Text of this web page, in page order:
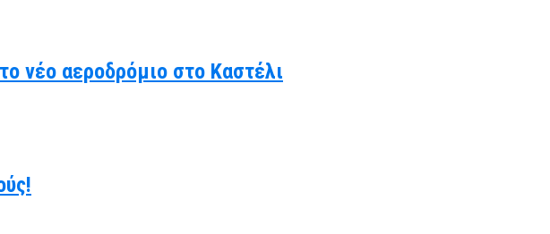
νέο αεροδρόμιο στο Καστέλι